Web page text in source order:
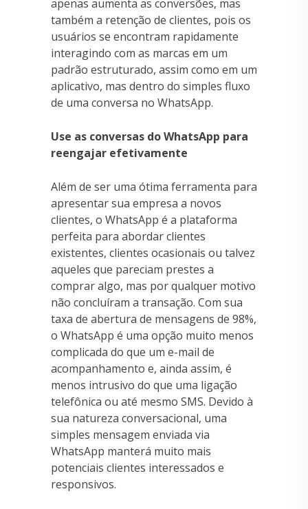
apenas aumenta as conversões, mas
também a retenção de clientes, pois os
usuários se encontram rapidamente
interagindo com as marcas em um
padrão estruturado, assim como em um
aplicativo, mas dentro do simples fluxo
de uma conversa no WhatsApp.
Use as conversas do WhatsApp para
reengajar efetivamente
Além de ser uma ótima ferramenta para
apresentar sua empresa a novos
clientes, o WhatsApp é a plataforma
perfeita para abordar clientes
existentes, clientes ocasionais ou talvez
aqueles que pareciam prestes a
comprar algo, mas por qualquer motivo
não concluíram a transação. Com sua
taxa de abertura de mensagens de 98%,
o WhatsApp é uma opção muito menos
complicada do que um e-mail de
acompanhamento e, ainda assim, é
menos intrusivo do que uma ligação
telefônica ou até mesmo SMS. Devido à
sua natureza conversacional, uma
simples mensagem enviada via
WhatsApp manterá muito mais
potenciais clientes interessados e
responsivos.